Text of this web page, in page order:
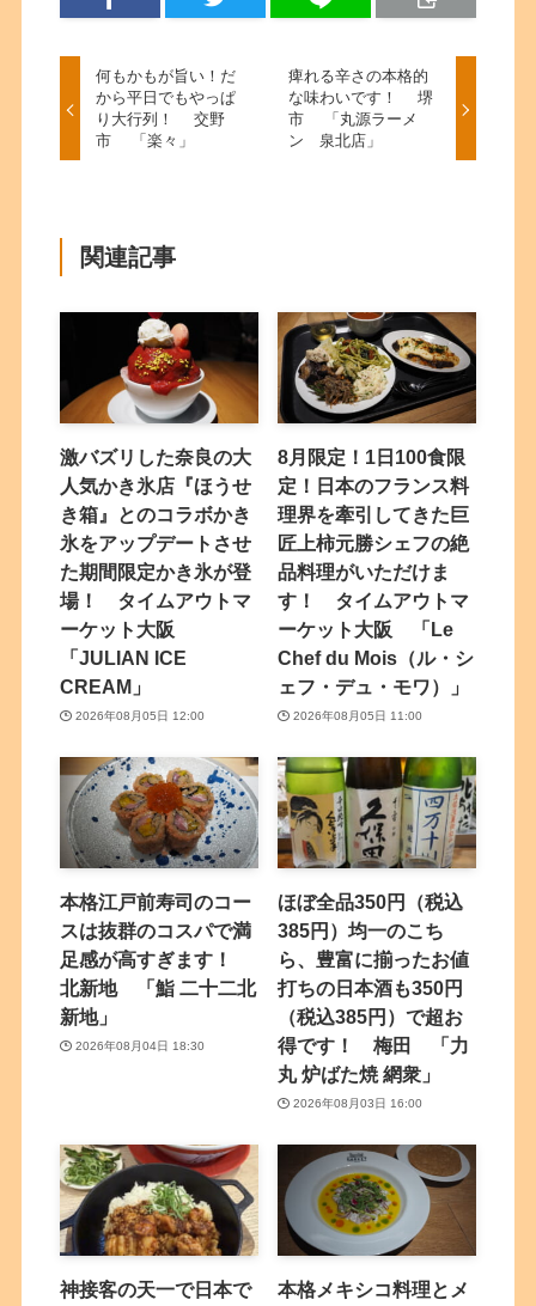
何もかもが旨い！だ
から平日でもやっぱ
り大行列！ 交野
市 「楽々」
痺れる辛さの本格的
な味わいです！ 堺
市 「丸源ラーメ
ン 泉北店」
関連記事
激バズリした奈良の大
人気かき氷店『ほうせ
き箱』とのコラボかき
氷をアップデートさせ
た期間限定かき氷が登
場！ タイムアウトマ
ーケット大阪
「JULIAN ICE
CREAM」
2026年08月05日 12:00
8月限定！1日100食限
定！日本のフランス料
理界を牽引してきた巨
匠上柿元勝シェフの絶
品料理がいただけま
す！ タイムアウトマ
ーケット大阪 「Le
Chef du Mois（ル・シ
ェフ・デュ・モワ）」
2026年08月05日 11:00
本格江戸前寿司のコー
スは抜群のコスパで満
足感が高すぎます！
北新地 「鮨 二十二北
新地」
2026年08月04日 18:30
ほぼ全品350円（税込
385円）均一のこち
ら、豊富に揃ったお値
打ちの日本酒も350円
（税込385円）で超お
得です！ 梅田 「力
丸 炉ばた焼 網衆」
2026年08月03日 16:00
神接客の天一で日本で
本格メキシコ料理とメ